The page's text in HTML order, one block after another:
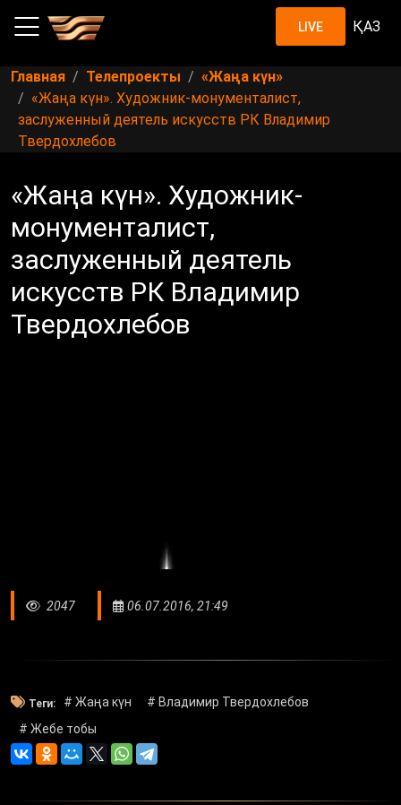
LIVE ҚАЗ
Главная Телепроекты
«Жаңа күн»
«Жаңа күн». Художник-монументалист,
заслуженный деятель искусств РК Владимир
Твердохлебов
«Жаңа күн». Художник-
монументалист,
заслуженный деятель
искусств РК Владимир
Твердохлебов
2047 06.07.2016, 21:49
Теги: # Жаңа күн
# Владимир Твердохлебов
# Жебе тобы